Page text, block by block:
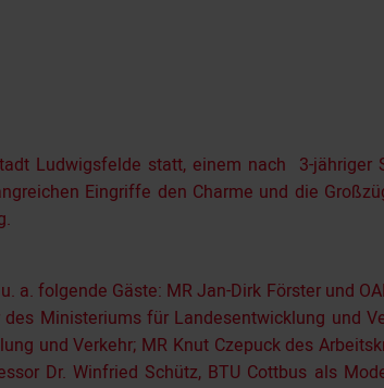
Ludwigsfelde statt, einem nach 3-jähriger
Eingriffe den Charme und die
folgende Gäste: MR Jan-Dirk Förster und
Ministeriums für Landesentwicklung und
und Verkehr; MR Knut Czepuck des
Dr. Winfried Schütz, BTU Cottbus als